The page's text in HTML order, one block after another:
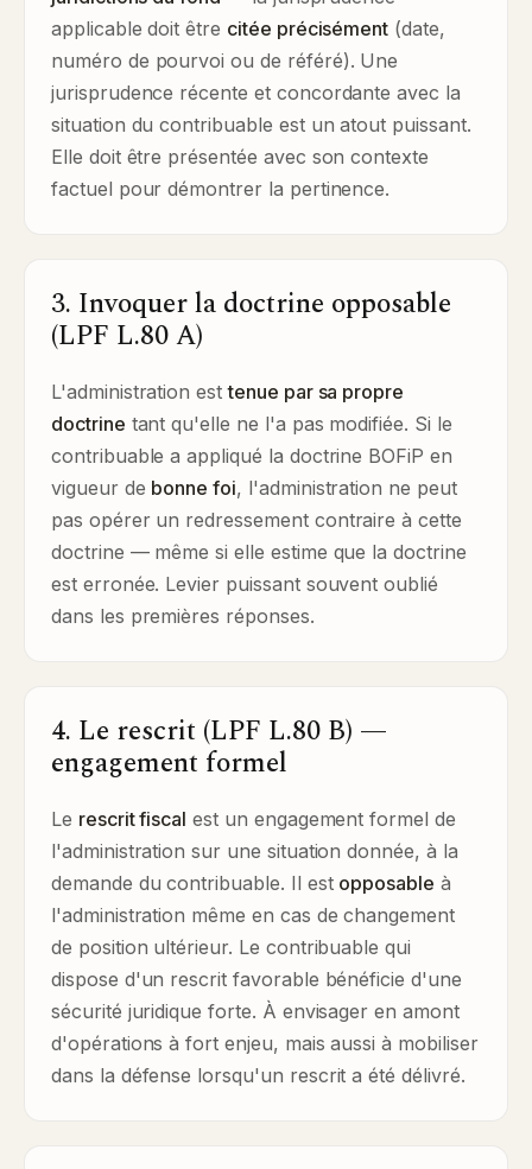
applicable doit être citée précisément (date,
numéro de pourvoi ou de référé). Une
jurisprudence récente et concordante avec la
situation du contribuable est un atout puissant.
Elle doit être présentée avec son contexte
factuel pour démontrer la pertinence.
3. Invoquer la doctrine opposable
(LPF L.80 A)
L'administration esttenue par sa propre
doctrine tant qu'elle ne l'a pas modifiée. Si le
contribuable a appliqué la doctrine BOFiP en
vigueur de bonne foi, l'administration ne peut
pas opérer un redressement contraire à cette
doctrine — même si elle estime que la doctrine
est erronée. Levier puissant souvent oublié
dans les premières réponses.
4. Le rescrit (LPF L.80 B) —
engagement formel
Le rescrit fiscal est un engagement formel de
l'administration sur une situation donnée, à la
demande du contribuable. Il est opposable à
l'administration même en cas de changement
de position ultérieur. Le contribuable qui
dispose d'un rescrit favorable bénéficie d'une
sécurité juridique forte. À envisager en amont
d'opérations à fort enjeu, mais aussi à mobiliser
dans la défense lorsqu'un rescrit a été délivré.